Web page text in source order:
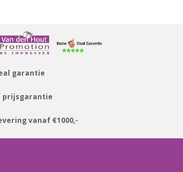
garantie
prijsgarantie
vanaf €1000,-